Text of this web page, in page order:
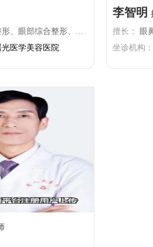
同时，术后要严格按照医嘱
课，选有资质、有案例的机
、面部年轻化、抗衰老、自体脂肪移植、私密整形、形体雕塑等
光医学美容医院
李智明
擅长：
眼鼻
坐诊机构：